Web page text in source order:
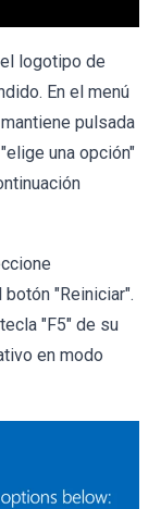
logotipo de
En el menú
pulsada
una opción"
"Reiniciar".
"F5" de su
en modo